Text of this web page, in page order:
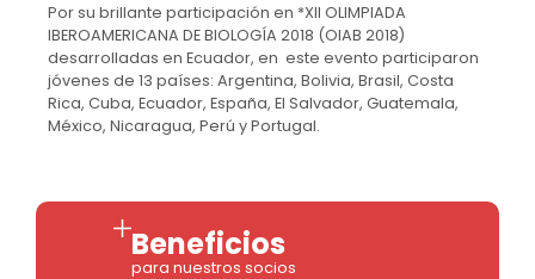
Por su brillante participación en *XII OLIMPIADA
IBEROAMERICANA DE BIOLOGÍA 2018 (OIAB 2018)
desarrolladas en Ecuador, en este evento participaron
jóvenes de 13 países: Argentina, Bolivia, Brasil, Costa
Rica, Cuba, Ecuador, España, El Salvador, Guatemala,
México, Nicaragua, Perú y Portugal.
Beneficios
para nuestros socios